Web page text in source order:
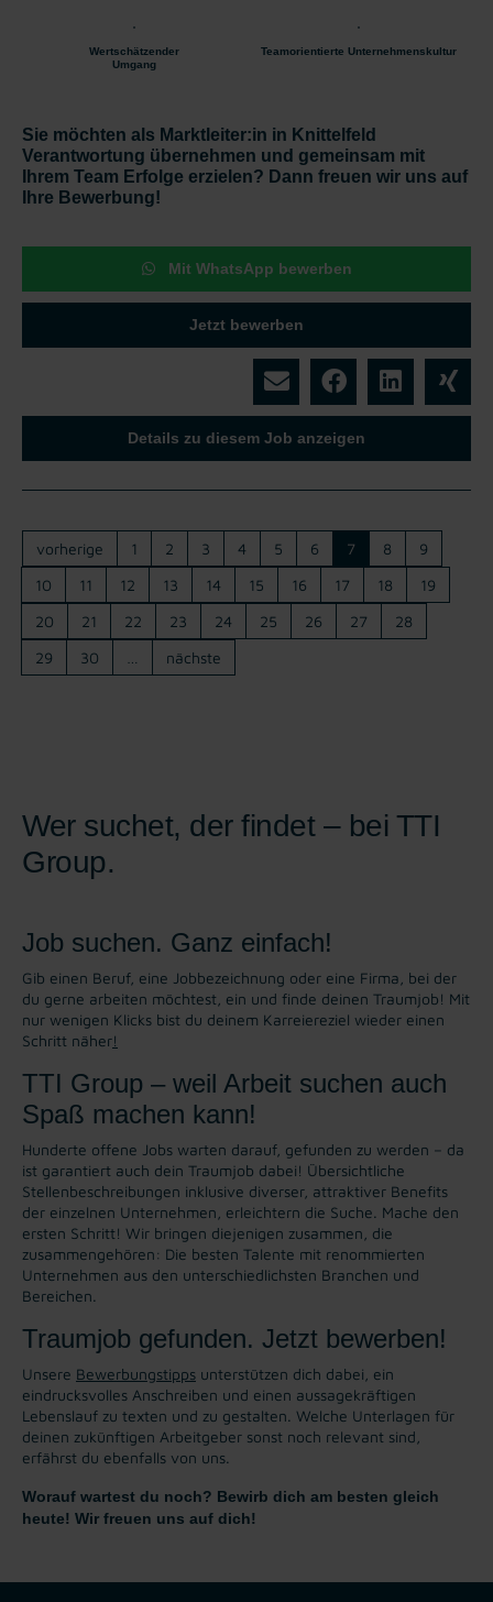
Wertschätzender
Umgang
Teamorientierte Unternehmenskultur
Sie möchten als Marktleiter:in in Knittelfeld
Verantwortung übernehmen und gemeinsam mit
Ihrem Team Erfolge erzielen? Dann freuen wir uns auf
Ihre Bewerbung!
Mit WhatsApp bewerben
Jetzt bewerben
Details zu diesem Job anzeigen
vorherige 1 2 3 4 5 6 7 8
9
10
11 12 13 14 15 16 17 18
19
20
21 22 23 24 25 26 27
28
29
30 nächste
Wer suchet, der findet – bei TTI
Group.
Job suchen. Ganz einfach!
Gib einen Beruf, eine Jobbezeichnung oder eine Firma, bei der
du gerne arbeiten möchtest, ein und finde deinen Traumjob! Mit
nur wenigen Klicks bist du deinem Karreiereziel wieder einen
Schritt näher!
TTI Group – weil Arbeit suchen auch
Spaß machen kann!
Hunderte offene Jobs warten darauf, gefunden zu werden – da
ist garantiert auch dein Traumjob dabei! Übersichtliche
Stellenbeschreibungen inklusive diverser, attraktiver Benefits
der einzelnen Unternehmen, erleichtern die Suche. Mache den
ersten Schritt! Wir bringen diejenigen zusammen, die
zusammengehören: Die besten Talente mit renommierten
Unternehmen aus den unterschiedlichsten Branchen und
Bereichen.
Traumjob gefunden. Jetzt bewerben!
Unsere Bewerbungstipps unterstützen dich dabei, ein
eindrucksvolles Anschreiben und einen aussagekräftigen
Lebenslauf zu texten und zu gestalten. Welche Unterlagen für
deinen zukünftigen Arbeitgeber sonst noch relevant sind,
erfährst du ebenfalls von uns.
Worauf wartest du noch? Bewirb dich am besten gleich
heute! Wir freuen uns auf dich!